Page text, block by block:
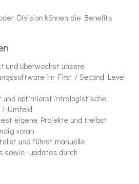
Division können die Benefits
und überwachst unsere
im First / Second Level
und optimierst intralogistische
Umfeld
eigene Projekte und treibst
voran
und führst manuelle
sowie -updates durch